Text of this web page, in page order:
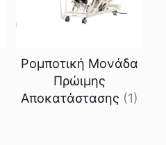
Ρομποτική Μονάδα
Πρώιμης
Αποκατάστασης (1)